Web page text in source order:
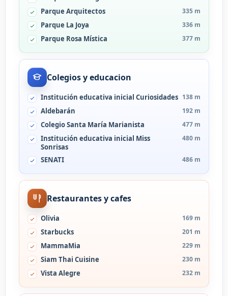
Parque Arquitectos 335 m
Parque La Joya 336 m
Parque Rosa Mística 377 m
Colegios y educacion
Institución educativa inicial Curiosidades 138 m
Aldebarán 192 m
Colegio Santa María Marianista 477 m
Institución educativa inicial Miss
Sonrisas
480 m
SENATI 486 m
Restaurantes y cafes
Olivia 169 m
Starbucks 201 m
MammaMia 229 m
Siam Thai Cuisine 230 m
Vista Alegre 232 m